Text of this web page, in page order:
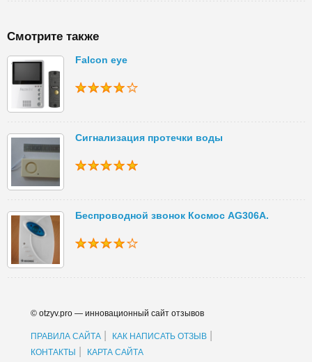
Смотрите также
Falcon eye
Сигнализация протечки воды
Беспроводной звонок Космос AG306А.
© otzyv.pro — инновационный сайт отзывов
ПРАВИЛА САЙТА КАК НАПИСАТЬ ОТЗЫВ
КОНТАКТЫ КАРТА САЙТА